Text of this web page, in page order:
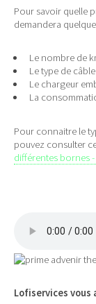
Pour savoir quelle
demandera
Le nombre de
Le type de
Le chargeur
La
Pour connaitre le
pouvez consulter
différentes bornes
Lofiservices vous